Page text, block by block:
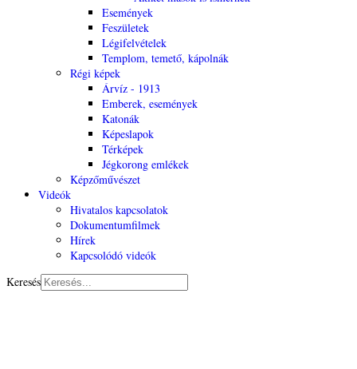
Események
Feszületek
Légifelvételek
Templom, temető, kápolnák
Régi képek
Árvíz - 1913
Emberek, események
Katonák
Képeslapok
Térképek
Jégkorong emlékek
Képzőművészet
Videók
Hivatalos kapcsolatok
Dokumentumfilmek
Hírek
Kapcsolódó videók
Keresés